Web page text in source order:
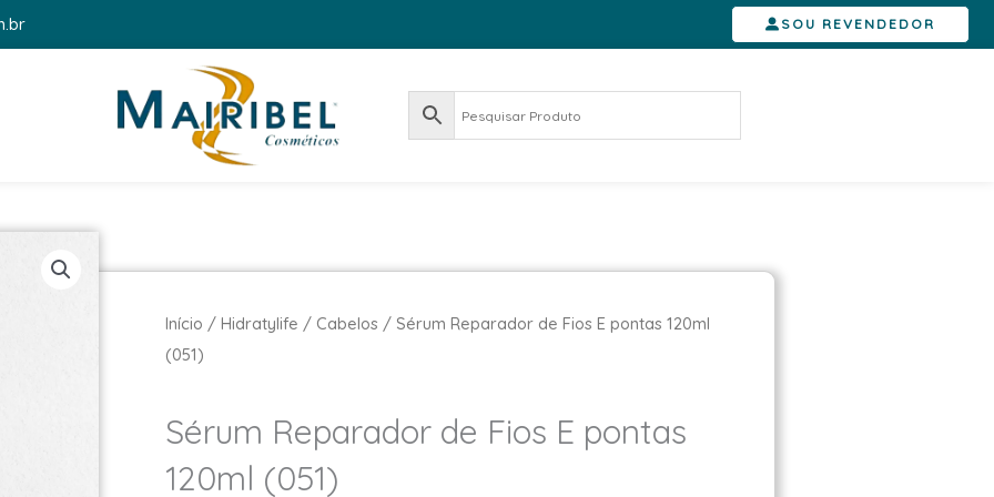
SOU REVENDEDOR
Início / Hidratylife / Cabelos / Sérum Reparador de Fios E pontas 120ml
(051)
Sérum Reparador de Fios E pontas
120ml (051)